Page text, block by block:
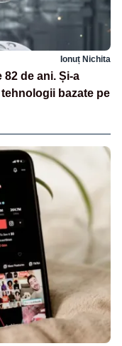
Ionuț Nichita
82 de ani. Și-a
bazate pe